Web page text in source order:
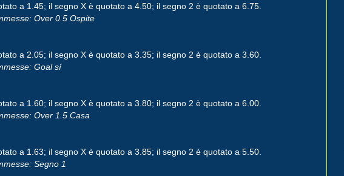
a 1.45; il segno X è quotato a 4.50; il segno 2 è quotato a 6.75.
Over 0.5 Ospite
a 2.05; il segno X è quotato a 3.35; il segno 2 è quotato a 3.60.
Goal sí
a 1.60; il segno X è quotato a 3.80; il segno 2 è quotato a 6.00.
Over 1.5 Casa
a 1.63; il segno X è quotato a 3.85; il segno 2 è quotato a 5.50.
Segno 1